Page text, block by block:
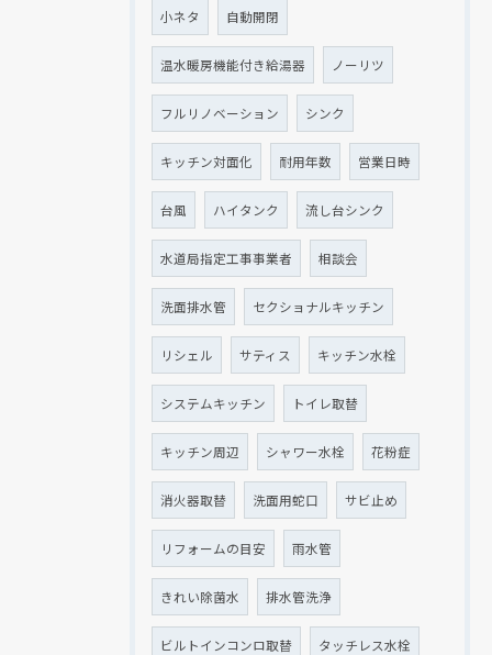
小ネタ 自動開閉
温水暖房機能付き給湯器 ノーリツ
フルリノベーション シンク
キッチン対面化 耐用年数 営業日時
台風 ハイタンク 流し台シンク
水道局指定工事事業者 相談会
洗面排水管 セクショナルキッチン
リシェル サティス キッチン水栓
システムキッチン トイレ取替
キッチン周辺 シャワー水栓 花粉症
消火器取替 洗面用蛇口 サビ止め
リフォームの目安 雨水管
きれい除菌水 排水管洗浄
ビルトインコンロ取替 タッチレス水栓